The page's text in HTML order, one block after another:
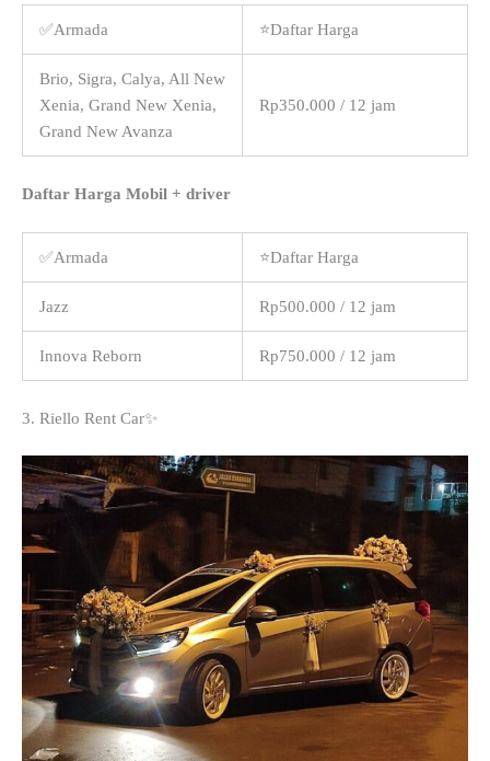
✅Armada ⭐Daftar Harga
Brio, Sigra, Calya, All New
Xenia, Grand New Xenia,
Grand New Avanza
Rp350.000 / 12 jam
Daftar Harga Mobil + driver
✅Armada ⭐Daftar Harga
Jazz Rp500.000 / 12 jam
Innova Reborn Rp750.000 / 12 jam
3. Riello Rent Car✨